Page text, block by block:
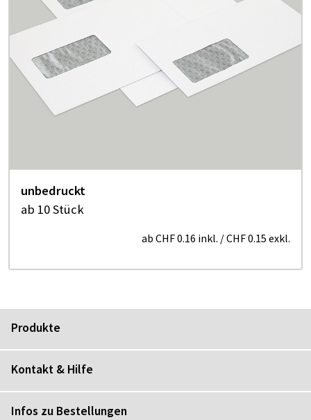
unbedruckt
ab 10 Stück
ab CHF 0.16 inkl. /CHF 0.15 exkl.
Produkte
Kontakt & Hilfe
Infos zu Bestellungen